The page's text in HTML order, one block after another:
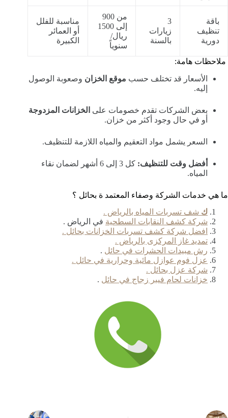
باقة
تنظيف
دورية
3
زيارات
بالسنة
من 900
إلى 1500
ريال/
سنوياً
مناسبة للفلل
أو العمائر
الكبيرة
ملاحظات هامة:
الأسعار قد تختلف حسب موقع الخزان وصعوبة الوصول
إليه.
بعض الشركات تقدم خصومات على الخزانات المزدوجة
أو في حال وجود أكثر من خزان.
السعر يشمل مواد التعقيم والمياه اللازمة للتنظيف.
أفضل وقت للتنظيف:
كل 3 إلى 6 أشهر لضمان نقاء
المياه.
ما هي خدمات الشركة وصفاء المعتمد ة بحائل ؟
ك شف تسربات المياه بالرياض .
شركة كشف النقابات السطحية في الرياض .
افضل شركة كشف تسربات الخزانات بحائل .
تمديد غاز المركزى بالرياض .
رش مبيدات الحشرات في حائل .
عزل فوم عوازل مائية وحرارية في حائل .
شركة عزل بحائل .
خزانات لحام فيبر زجاج في حائل .